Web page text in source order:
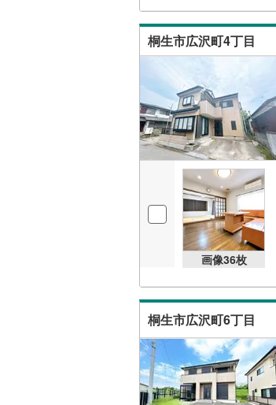
桐生市広沢町4丁目
画像36枚
桐生市広沢町6丁目
私鉄・その他